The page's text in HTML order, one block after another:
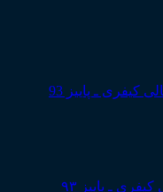
ـ پاییز ۹۳